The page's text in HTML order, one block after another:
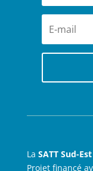
La SATT Sud-Est
Projet financé